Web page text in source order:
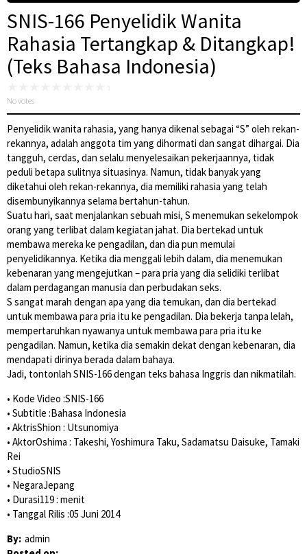
SNIS-166 Penyelidik Wanita
Rahasia Tertangkap & Ditangkap!
(Teks Bahasa Indonesia)
No votes
Penyelidik wanita rahasia, yang hanya dikenal sebagai “S” oleh rekan-
rekannya, adalah anggota tim yang dihormati dan sangat dihargai. Dia
tangguh, cerdas, dan selalu menyelesaikan pekerjaannya, tidak
peduli betapa sulitnya situasinya. Namun, tidak banyak yang
diketahui oleh rekan-rekannya, dia memiliki rahasia yang telah
disembunyikannya selama bertahun-tahun.
Suatu hari, saat menjalankan sebuah misi, S menemukan sekelompok
orang yang terlibat dalam kegiatan jahat. Dia bertekad untuk
membawa mereka ke pengadilan, dan dia pun memulai
penyelidikannya. Ketika dia menggali lebih dalam, dia menemukan
kebenaran yang mengejutkan – para pria yang dia selidiki terlibat
dalam perdagangan manusia dan perbudakan seks.
S sangat marah dengan apa yang dia temukan, dan dia bertekad
untuk membawa para pria itu ke pengadilan. Dia bekerja tanpa lelah,
mempertaruhkan nyawanya untuk membawa para pria itu ke
pengadilan. Namun, ketika dia semakin dekat dengan kebenaran, dia
mendapati dirinya berada dalam bahaya.
Jadi, tontonlah SNIS-166 dengan teks bahasa Inggris dan nikmatilah.
• Kode Video :SNIS-166
• Subtitle :Bahasa Indonesia
• AktrisShion : Utsunomiya
• AktorOshima : Takeshi, Yoshimura Taku, Sadamatsu Daisuke, Tamaki
Rei
• StudioSNIS
• NegaraJepang
• Durasi119 : menit
• Tanggal Rilis :05 Juni 2014
By: admin